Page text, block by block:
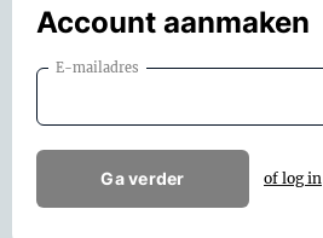
Account aanmaken
E-mailadres
Ga verder of log in